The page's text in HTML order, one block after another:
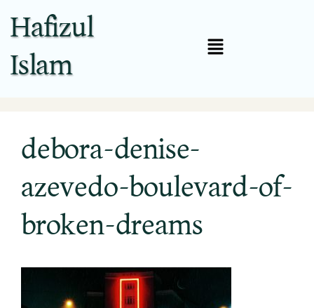
Hafizul
Islam
debora-denise-
azevedo-boulevard-of-
broken-dreams